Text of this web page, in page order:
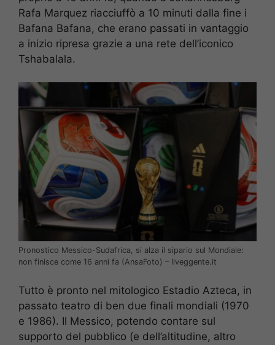
Rafa Marquez riacciuffò a 10 minuti dalla fine i
Bafana Bafana, che erano passati in vantaggio
a inizio ripresa grazie a una rete dell’iconico
Tshabalala.
Pronostico Messico-Sudafrica, si alza il sipario sul Mondiale:
non finisce come 16 anni fa (AnsaFoto) – Ilveggente.it
Tutto è pronto nel mitologico Estadio Azteca, in
passato teatro di ben due finali mondiali (1970
e 1986). Il Messico, potendo contare sul
supporto del pubblico (e dell’altitudine, altro